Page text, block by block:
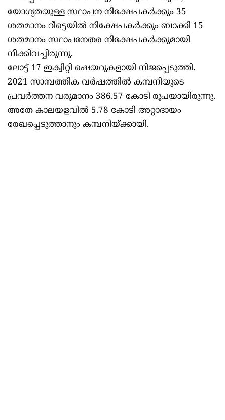
യോഗ്യതയുള്ള സ്ഥാപന നിക്ഷേപകര്‍ക്കും 35
ശതമാനം റീട്ടെയില്‍ നിക്ഷേപകര്‍ക്കും ബാക്കി 15
ശതമാനം സ്ഥാപനേതര നിക്ഷേപകര്‍ക്കുമായി
നീക്കിവച്ചിരുന്നു.
ലോട്ട് 17 ഇക്വിറ്റി ഷെയറുകളായി നിജപ്പെടുത്തി.
2021 സാമ്പത്തിക വര്‍ഷത്തില്‍ കമ്പനിയുടെ
പ്രവര്‍ത്തന വരുമാനം 386.57 കോടി രൂപയായിരുന്നു.
അതേ കാലയളവില്‍ 5.78 കോടി അറ്റാദായം
രേഖപ്പെടുത്താനും കമ്പനിയ്ക്കായി.